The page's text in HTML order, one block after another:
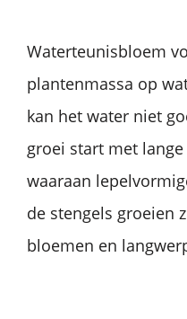
Waterteunisbloem
plantenmassa op
kan het water niet
groei start met
waaraan
de stengels groeien
bloemen en